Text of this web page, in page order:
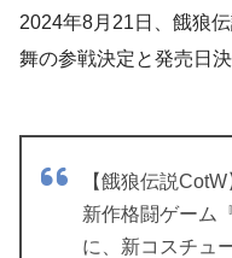
2024年8月21日、餓狼
舞の参戦決定と発売日
【餓狼伝説CotW
新作格闘ゲーム
に、新コスチュ